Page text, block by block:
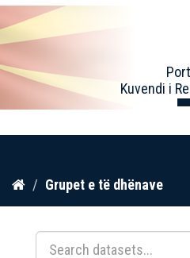
Kalo
përmbajtja
Kuvendi i
Grupet e të dhënave